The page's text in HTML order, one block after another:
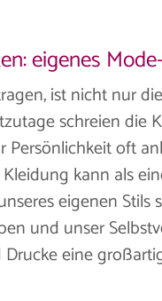
eigenes
ist nicht nur
schreien die
Persönlichkeit oft
kann als
eigenen
und unser
eine